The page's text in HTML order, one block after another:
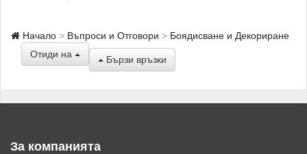
Начало Въпроси и Отговори
Боядисване и Декориране
Отиди на
Бързи връзки
За компанията